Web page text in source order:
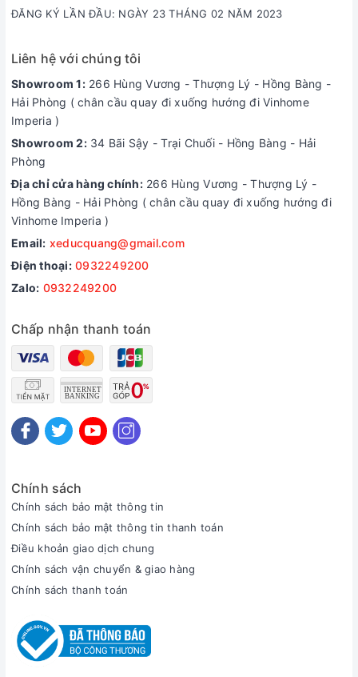
ĐĂNG KÝ LẦN ĐẦU: NGÀY 23 THÁNG 02 NĂM 2023
Liên hệ với chúng tôi
Showroom 1:266 Hùng Vương - Thượng Lý - Hồng Bàng -
Hải Phòng ( chân cầu quay đi xuống hướng đi Vinhome
Imperia )
Showroom 2:34 Bãi Sậy - Trại Chuối - Hồng Bàng - Hải
Phòng
Địa chỉ cửa hàng chính:266 Hùng Vương - Thượng Lý -
Hồng Bàng - Hải Phòng ( chân cầu quay đi xuống hướng đi
Vinhome Imperia )
Email: xeducquang@gmail.com
Điện thoại: 0932249200
Zalo: 0932249200
Chấp nhận thanh toán
Chính sách
Chính sách bảo mật thông tin
Chính sách bảo mật thông tin thanh toán
Điều khoản giao dịch chung
Chính sách vận chuyển & giao hàng
Chính sách thanh toán